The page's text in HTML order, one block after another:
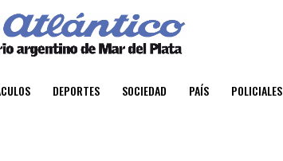
DEPORTES SOCIEDAD PAÍS POLICIALES